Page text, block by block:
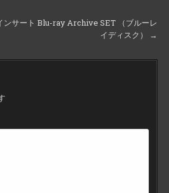
ンサート Blu-ray Archive SET （ブルーレ
イディスク） →